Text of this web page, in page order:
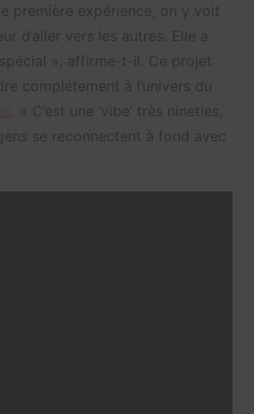
première expérience, on y voit
d’aller vers les autres. Elle a
», affirme-t-il. Ce projet
complétement à l’univers du
« C’est une ‘vibe’ très nineties,
se reconnectent à fond avec